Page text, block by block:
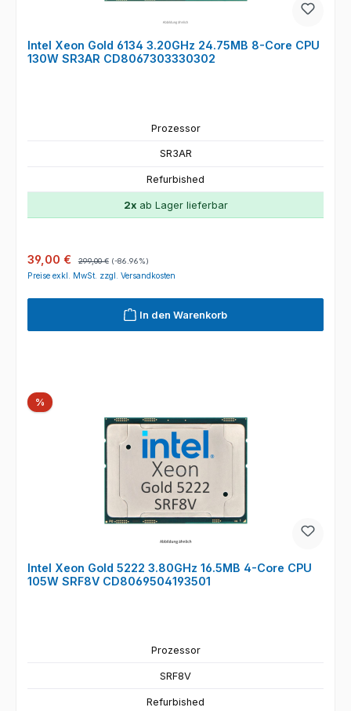
Intel Xeon Gold 6134 3.20GHz 24.75MB 8-Core CPU
130W SR3AR CD8067303330302
Prozessor
SR3AR
Refurbished
2xab Lager lieferbar
Verkaufspreis:
39,00 € 299,00 € (-86.96%)
Preise exkl. MwSt. zzgl. Versandkosten
In den Warenkorb
%Rabatt
Intel Xeon Gold 5222 3.80GHz 16.5MB 4-Core CPU
105W SRF8V CD8069504193501
Prozessor
SRF8V
Refurbished